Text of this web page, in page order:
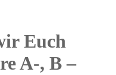
Euch
A-, B –